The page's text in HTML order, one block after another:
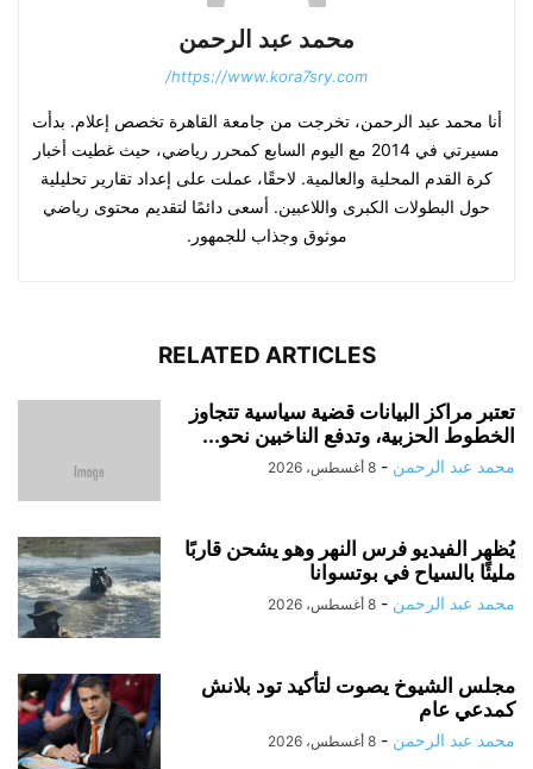
محمد عبد الرحمن
https://www.kora7sry.com/
أنا محمد عبد الرحمن، تخرجت من جامعة القاهرة تخصص إعلام. بدأت
مسيرتي في 2014 مع اليوم السابع كمحرر رياضي، حيث غطيت أخبار
كرة القدم المحلية والعالمية. لاحقًا، عملت على إعداد تقارير تحليلية
حول البطولات الكبرى واللاعبين. أسعى دائمًا لتقديم محتوى رياضي
موثوق وجذاب للجمهور.
RELATED ARTICLES
تعتبر مراكز البيانات قضية سياسية تتجاوز
الخطوط الحزبية، وتدفع الناخبين نحو...
محمد عبد الرحمن - 8 أغسطس، 2026
يُظهر الفيديو فرس النهر وهو يشحن قاربًا
مليئًا بالسياح في بوتسوانا
محمد عبد الرحمن - 8 أغسطس، 2026
مجلس الشيوخ يصوت لتأكيد تود بلانش
كمدعي عام
محمد عبد الرحمن - 8 أغسطس، 2026